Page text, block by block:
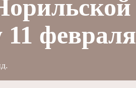
февраля